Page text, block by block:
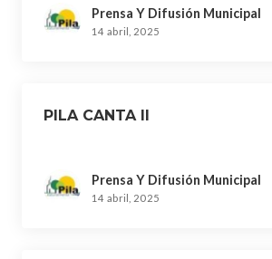
Prensa Y Difusión Municipal
14 abril, 2025
PILA CANTA II
Prensa Y Difusión Municipal
14 abril, 2025